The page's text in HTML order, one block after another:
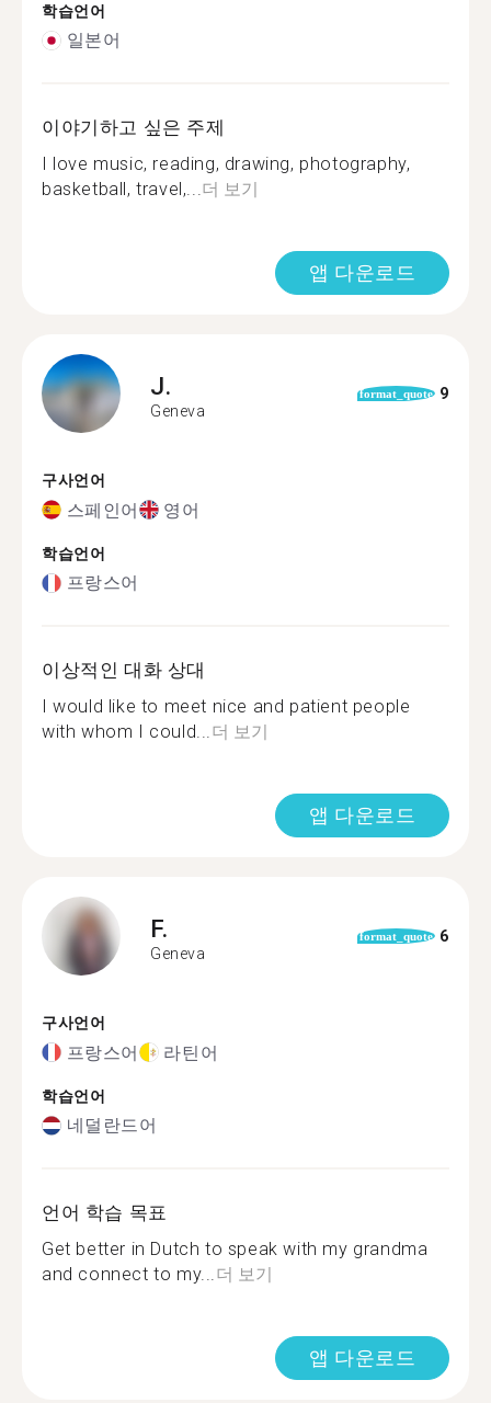
학습언어
일본어
이야기하고 싶은 주제
I love music, reading, drawing, photography,
basketball, travel,...더 보기
앱 다운로드
J.
Geneva
format_quote 9
구사언어
스페인어 영어
학습언어
프랑스어
이상적인 대화 상대
I would like to meet nice and patient people
with whom I could...더 보기
앱 다운로드
F.
Geneva
format_quote 6
구사언어
프랑스어 라틴어
학습언어
네덜란드어
언어 학습 목표
Get better in Dutch to speak with my grandma
and connect to my...더 보기
앱 다운로드